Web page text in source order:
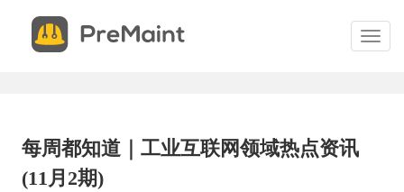
切
换
每周都知道｜工业互联网领域热点资讯
(11月2期)
申
请
试
关
闭
安排您的现场演示。